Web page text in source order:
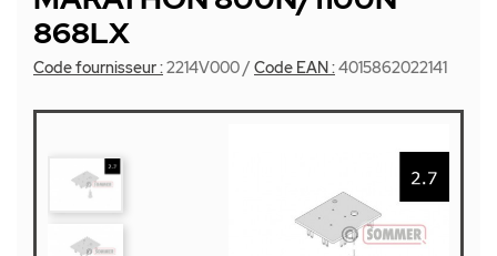
868LX
Code fournisseur :2214V000/ Code EAN :4015862022141